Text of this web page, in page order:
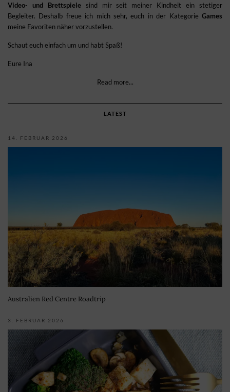
Video- und Brettspielesind mir seit meiner Kindheit ein stetiger
Begleiter. Deshalb freue ich mich sehr, euch in der Kategorie Games
meine Favoriten näher vorzustellen.
Schaut euch einfach um und habt Spaß!
Eure Ina
Read more...
LATEST
14. FEBRUAR 2026
Australien Red Centre Roadtrip
3. FEBRUAR 2026